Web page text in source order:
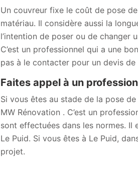
Un couvreur fixe le coût de pose
matériau. Il considère aussi la
l’intention de poser ou de changer
C’est un professionnel qui a une
pas à le contacter pour un devis
Faites appel à un
Si vous êtes au stade de la pose
MW Rénovation . C’est un
sont effectuées dans les normes. Il
Le Puid. Si vous êtes à Le Puid,
projet.